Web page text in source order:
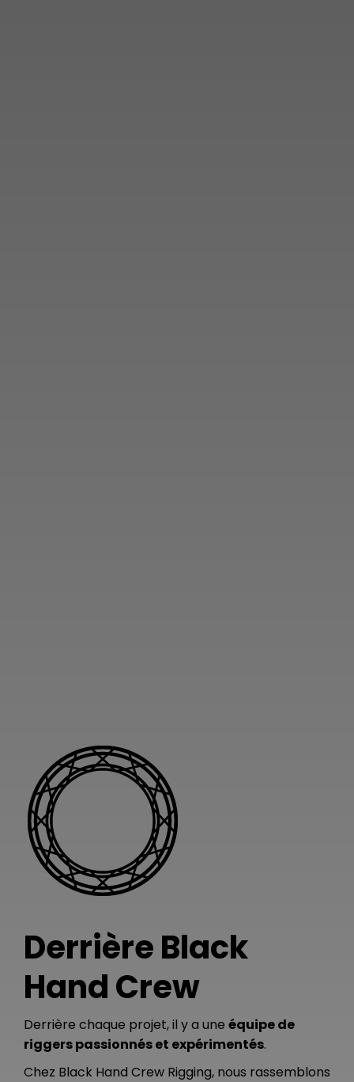
Derrière Black
Hand Crew
Derrière chaque projet, il y a une équipe de
riggers passionnés et expérimentés.
Chez Black Hand Crew Rigging, nous rassemblons